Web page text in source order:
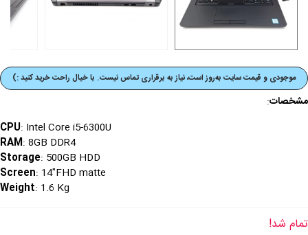
موجودی و قیمت‌ سایت به‌روز است، نیاز به برقراری تماس نیست. با خیال راحت خرید کنید :)
مشخصات:
CPU: Intel Core i5-6300U
RAM: 8GB DDR4
Storage: 500GB HDD
Screen: 14"FHD matte
Weight: 1.6 Kg
تمام شد!